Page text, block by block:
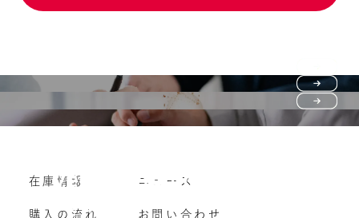
購入の流れ
よくいただくご質問
Vehicle purchase
車両買い取り
在庫情報
購入の流れ
ニュース
お問い合わせ